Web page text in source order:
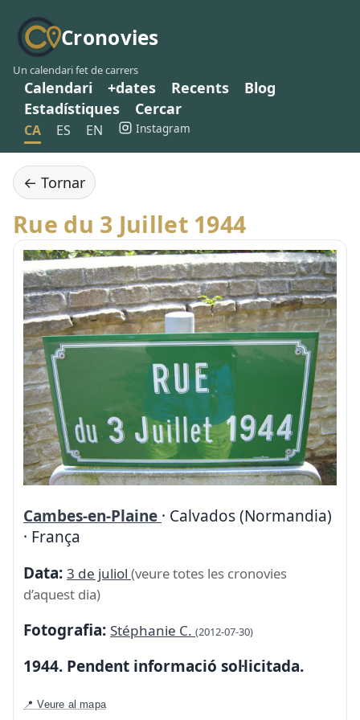
Cronovies
Un calendari fet de carrers
Calendari +dates Recents
Blog
Estadístiques
Cercar
CA ES EN Instagram
← Tornar
Rue du 3 Juillet 1944
Cambes-en-Plaine · Calvados (Normandia)
· França
Data: 3 de juliol (veure totes les cronovies
d’aquest dia)
Fotografia: Stéphanie C. (2012-07-30)
1944. Pendent informació sol·licitada.
📍 Veure al mapa